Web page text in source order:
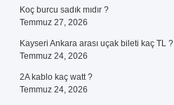
Koç burcu sadık mıdır ?
Temmuz 27, 2026
Kayseri Ankara arası uçak bileti kaç TL ?
Temmuz 24, 2026
2A kablo kaç watt ?
Temmuz 24, 2026